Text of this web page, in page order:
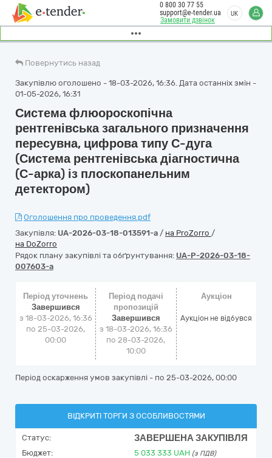
Замовити дзвінок
0 800 30 77 55
support@e-tender.ua
UK
Повернутись назад
Закупівлю оголошено - 18-03-2026, 16:36. Дата останніх змін -
01-05-2026, 16:31
Система флюороскопічна
рентгенівська загального призначення
пересувна, цифрова типу С-дуга
(Система рентгенівська діагностична
(С-арка) із плоскопанельним
детектором)
Оголошення про проведення.pdf
Закупівля: UA-2026-03-18-013591-a / на ProZorro /
на DoZorro
Рядок плану закупівлі та обґрунтування: UA-P-2026-03-18-
007603-a
Період уточнень
Завершився
з 18-03-2026, 16:36
по 25-03-2026,
00:00
Період подачі
пропозицій
Завершився
з 18-03-2026, 16:36
по 28-03-2026,
10:00
Аукціон
Аукціон не відбувся
Період оскарження умов закупівлі - по 25-03-2026, 00:00
ВІДКРИТІ ТОРГИ З ОСОБЛИВОСТЯМИ
Статус: ЗАВЕРШЕНА ЗАКУПІВЛЯ
Бюджет: 5 033 333 UAH (з ПДВ)